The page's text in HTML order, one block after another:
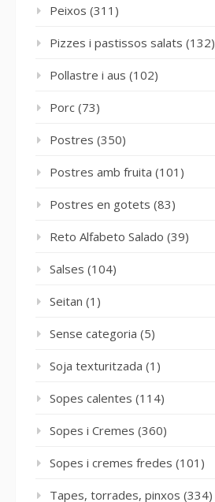
Peixos (311)
Pizzes i pastissos salats (132)
Pollastre i aus (102)
Porc (73)
Postres (350)
Postres amb fruita (101)
Postres en gotets (83)
Reto Alfabeto Salado (39)
Salses (104)
Seitan (1)
Sense categoria (5)
Soja texturitzada (1)
Sopes calentes (114)
Sopes i Cremes (360)
Sopes i cremes fredes (101)
Tapes, torrades, pinxos (334)